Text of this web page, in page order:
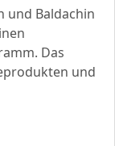
und Baldachin
Das
und